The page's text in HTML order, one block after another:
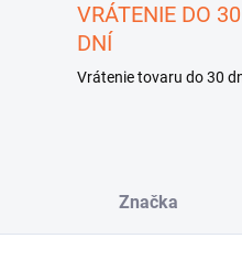
VRÁTENIE DO 30
DNÍ
Vrátenie tovaru do 30
Značka